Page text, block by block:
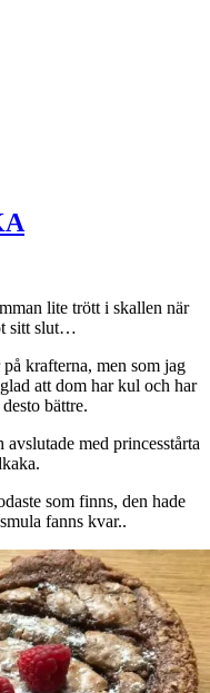
lite trött i skallen när
sitt slut…
krafterna, men som jag
att dom har kul och har
bättre.
med princesstårta
som finns, den hade
fanns kvar..